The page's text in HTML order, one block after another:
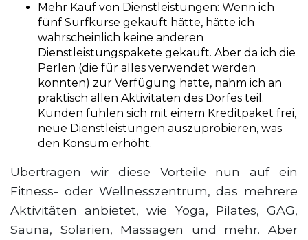
Mehr Kauf von Dienstleistungen: Wenn ich
fünf Surfkurse gekauft hätte, hätte ich
wahrscheinlich keine anderen
Dienstleistungspakete gekauft. Aber da ich die
Perlen (die für alles verwendet werden
konnten) zur Verfügung hatte, nahm ich an
praktisch allen Aktivitäten des Dorfes teil.
Kunden fühlen sich mit einem Kreditpaket frei,
neue Dienstleistungen auszuprobieren, was
den Konsum erhöht.
Übertragen wir diese Vorteile nun auf ein
Fitness- oder Wellnesszentrum, das mehrere
Aktivitäten anbietet, wie Yoga, Pilates, GAG,
Sauna, Solarien, Massagen und mehr. Aber